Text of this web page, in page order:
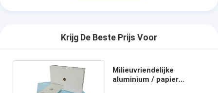
Krijg De Beste Prijs Voor
Milieuvriendelijke
aluminium / papier